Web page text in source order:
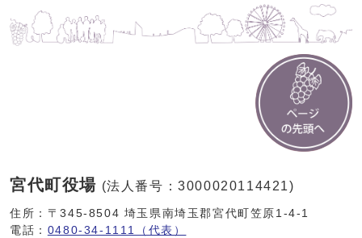
宮代町役場 (法人番号：3000020114421)
住所：〒345-8504 埼玉県南埼玉郡宮代町笠原1-4-1
電話： 0480-34-1111（代表）